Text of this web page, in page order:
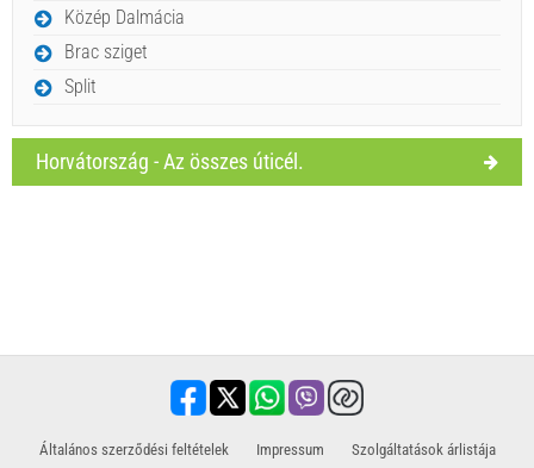
Közép Dalmácia
Brac sziget
Split
Horvátország - Az összes úticél.
​Általános szerződési feltételek Impressum Szolgáltatások árlistája